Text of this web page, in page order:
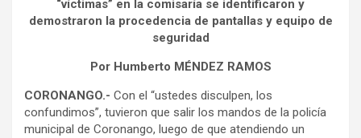
“víctimas” en la comisaría se identificaron y
demostraron la procedencia de pantallas y equipo de
seguridad
Por Humberto MÉNDEZ RAMOS
CORONANGO.- Con el “ustedes disculpen, los
confundimos”, tuvieron que salir los mandos de la policía
municipal de Coronango, luego de que atendiendo un